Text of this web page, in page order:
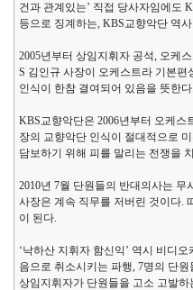
건과 관계있는’ 직접 당사자임에도
등으로 징계하는, KBS교향악단 역
2005년부터 상임지휘자 공석, 오케
S 김인규 사장이 오케스트라 기본
인식이 한참 결여되어 있음을 뜻한다.
KBS교향악단은 2006년부터 오케
장의 교향악단 인식이 절대적으로
담보하기 위해 피를 말리는 전쟁을
2010년 7월 단원들의 반대의사는
사장은 계속 직무를 저버린 것이다.
이 된다.
‘낙하산 지휘자 함신익’ 역시 비디
음으로 취소시키는 파행, 7명의 단
상임지휘자가 단원들을 고소 고발